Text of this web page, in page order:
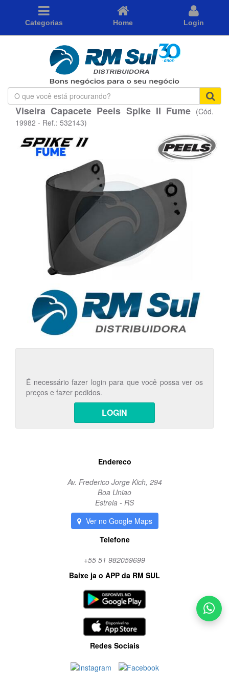
Categorias Home Login
O
que
você
está
Viseira Capacete Peels Spike II Fume (Cód.
19982 - Ref.: 532143)
É necessário fazer login para que você possa ver os
preços e fazer pedidos.
LOGIN
Endereco
Av. Frederico Jorge Kich, 294
Boa Uniao
Estrela - RS
Ver no Google Maps
Telefone
+55 51 982059699
Baixe ja o APP da RM SUL
Redes Sociais